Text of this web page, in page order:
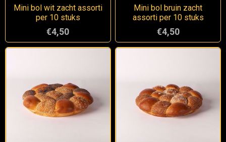
Mini bol wit zacht assorti
per 10 stuks
€4,50
Mini bol bruin zacht
assorti per 10 stuks
€4,50